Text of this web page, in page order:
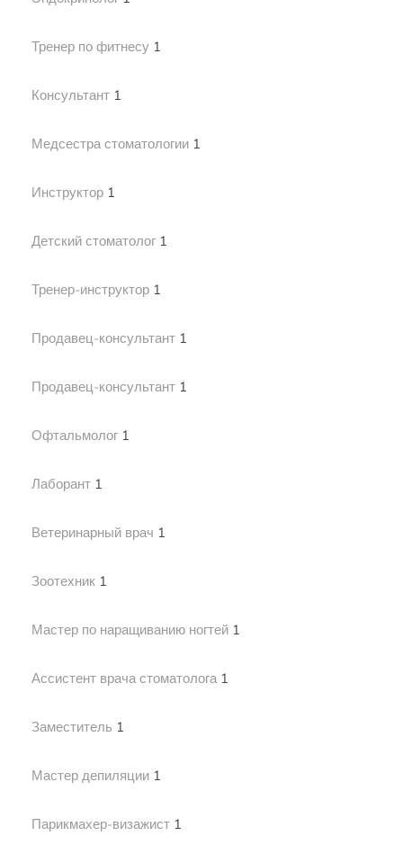
Тренер по фитнесу 1
Консультант 1
Медсестра стоматологии 1
Инструктор 1
Детский стоматолог 1
Тренер-инструктор 1
Продавец-консультант 1
Продавец-консультант 1
Офтальмолог 1
Лаборант 1
Ветеринарный врач 1
Зоотехник 1
Мастер по наращиванию ногтей 1
Ассистент врача стоматолога 1
Заместитель 1
Мастер депиляции 1
Парикмахер-визажист 1